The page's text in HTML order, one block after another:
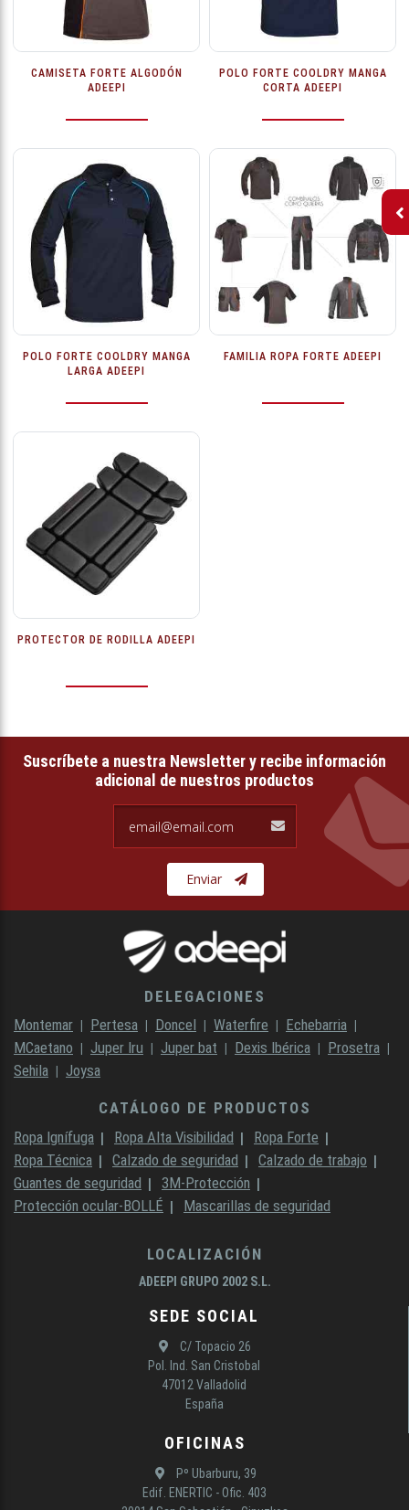
CAMISETA FORTE ALGODÓN
ADEEPI
POLO FORTE COOLDRY MANGA
CORTA ADEEPI
POLO FORTE COOLDRY MANGA
LARGA ADEEPI
FAMILIA ROPA FORTE ADEEPI
PROTECTOR DE RODILLA ADEEPI
Suscríbete a nuestra Newsletter y recibe información
adicional de nuestros productos
Enviar
DELEGACIONES
Montemar
Pertesa Doncel Waterfire
Echebarria
MCaetano
Juper Iru Juper bat Dexis Ibérica
Prosetra
Sehila
Joysa
CATÁLOGO DE PRODUCTOS
Ropa Ignífuga
Ropa Alta Visibilidad
Ropa Forte
Ropa Técnica
Calzado de seguridad
Calzado de trabajo
Guantes de seguridad
3M-Protección
Protección ocular-BOLLÉ
Mascarillas de seguridad
LOCALIZACIÓN
ADEEPI GRUPO 2002 S.L.
SEDE SOCIAL
C/ Topacio 26
Pol. Ind. San Cristobal
47012 Valladolid
España
OFICINAS
Pº Ubarburu, 39
Edif. ENERTIC - Ofic. 403